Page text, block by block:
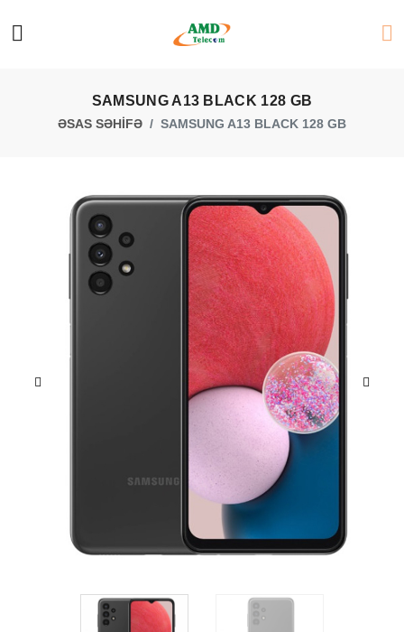
SAMSUNG A13 BLACK 128 GB
ƏSAS SƏHİFƏ SAMSUNG A13 BLACK 128 GB